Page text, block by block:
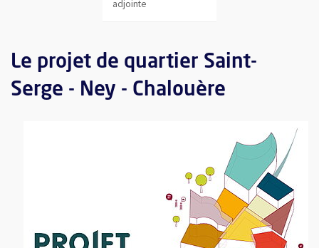
adjointe
Le projet de quartier Saint-
Serge - Ney - Chalouère